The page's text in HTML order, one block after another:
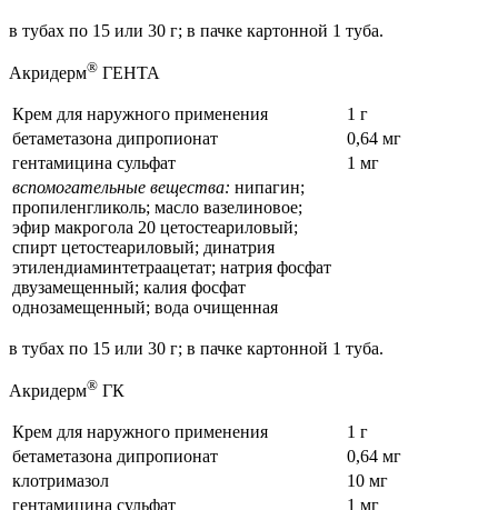
в тубах по 15 или 30 г; в пачке картонной 1 туба.
Акридерм® ГЕНТА
Крем для наружного применения
1 г
бетаметазона дипропионат
0,64 мг
гентамицина сульфат
1 мг
вспомогательные вещества: нипагин;
пропиленгликоль; масло вазелиновое;
эфир макрогола 20 цетостеариловый;
спирт цетостеариловый; динатрия
этилендиаминтетраацетат; натрия фосфат
двузамещенный; калия фосфат
однозамещенный; вода очищенная
в тубах по 15 или 30 г; в пачке картонной 1 туба.
Акридерм® ГК
Крем для наружного применения
1 г
бетаметазона дипропионат
0,64 мг
клотримазол
10 мг
гентамицина сульфат
1 мг